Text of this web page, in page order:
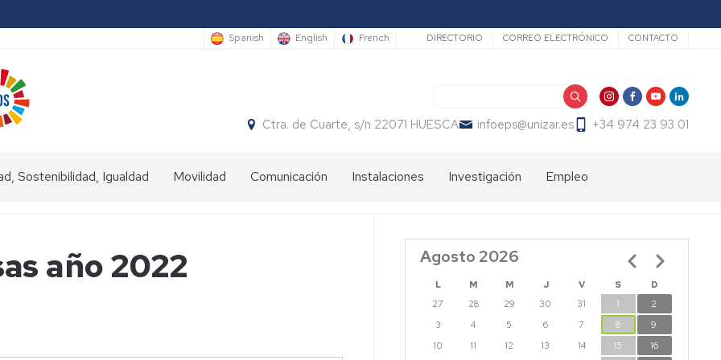
Spanish English French Secundario
DIRECTORIO CORREO ELECTRÓNICO CONTACTO
Ctra. de Cuarte, s/n 22071 HUESCA infoeps@unizar.es +34 974 23 93 01
Sostenibilidad, Igualdad Movilidad
Estudiantes
OUT
Comunicación Instalaciones Investigación
investigación
PDI
Grupos
Investigación
Empleo
trabajo
año 2022 Agosto 2026
L M M J V S
D
27
28 29 30 31 1
2
3
4 5 6 7 8
9
10
11 12 13 14 15
16
Paginación